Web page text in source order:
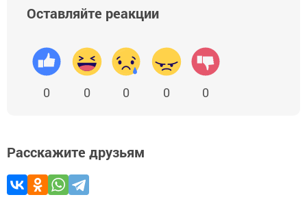
Оставляйте реакции
0 0 0 0 0
Расскажите друзьям